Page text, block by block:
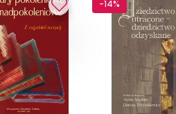
-14%